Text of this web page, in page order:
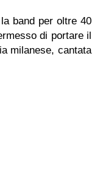
band per oltre 40
di portare il
milanese, cantata